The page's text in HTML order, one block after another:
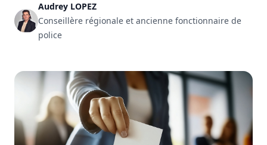
Audrey LOPEZ
Conseillère régionale et ancienne fonctionnaire de
police